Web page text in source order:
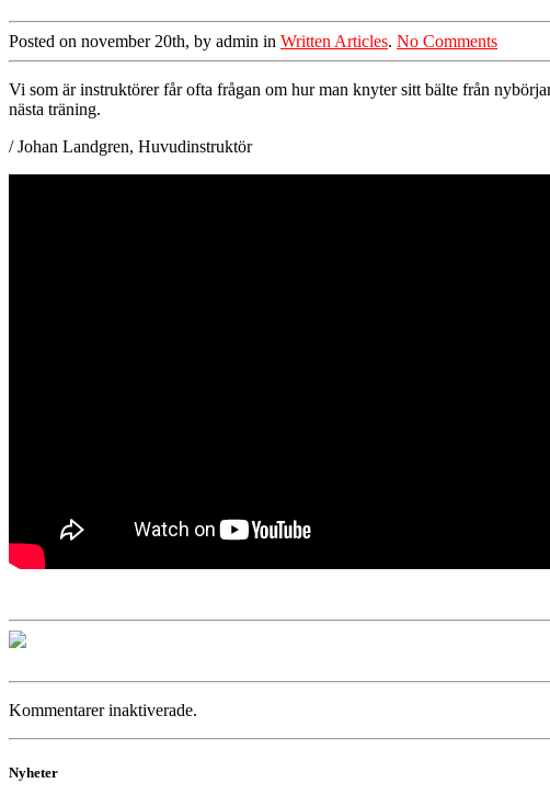
Posted on november 20th, by admin in Written Articles. No Comments
Vi som är instruktörer får ofta frågan om hur man knyter sitt bälte från
nästa träning.
/ Johan Landgren, Huvudinstruktör
Kommentarer inaktiverade.
Nyheter